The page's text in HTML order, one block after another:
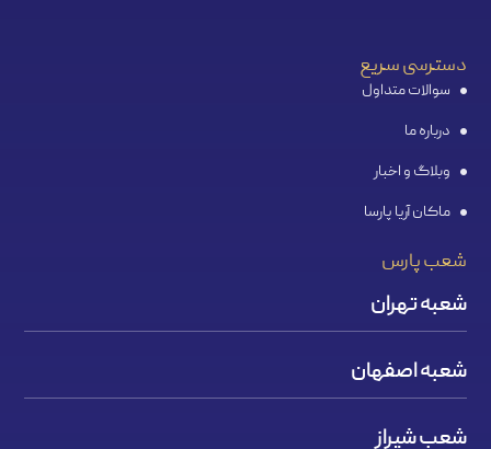
دسترسی سریع
سوالات متداول
درباره ما
وبلاگ و اخبار
ماکان آریا پارسا
شعب پارس
شعبه تهران
شعبه اصفهان
شعب شیراز